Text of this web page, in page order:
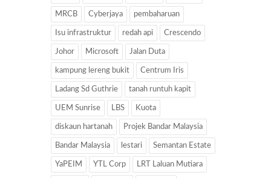
MRCB Cyberjaya pembaharuan
Isu infrastruktur redah api Crescendo
Johor Microsoft Jalan Duta
kampung lereng bukit Centrum Iris
Ladang Sd Guthrie tanah runtuh kapit
UEM Sunrise LBS Kuota
diskaun hartanah Projek Bandar Malaysia
Bandar Malaysia lestari Semantan Estate
YaPEIM YTL Corp LRT Laluan Mutiara